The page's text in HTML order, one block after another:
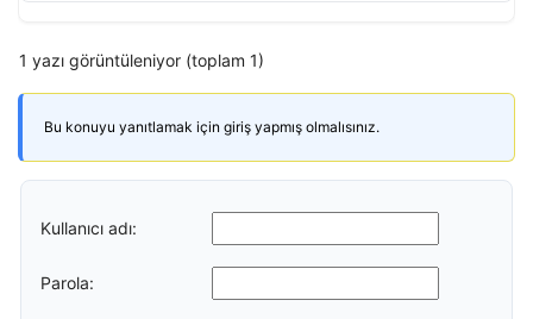
1 yazı görüntüleniyor (toplam 1)
Bu konuyu yanıtlamak için giriş yapmış olmalısınız.
Kullanıcı adı:
Parola: